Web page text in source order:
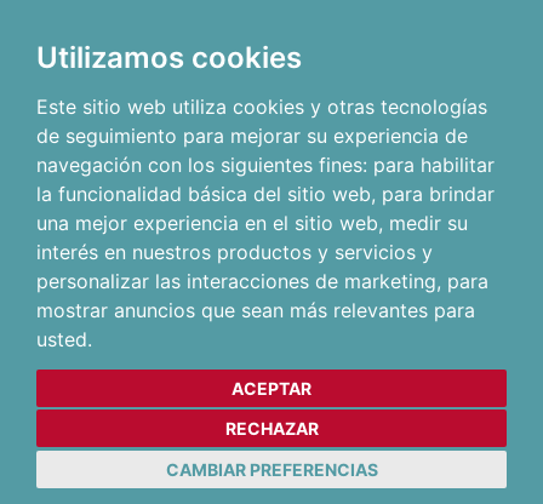
Utilizamos cookies
Este sitio web utiliza cookies y otras tecnologías
de seguimiento para mejorar su experiencia de
navegación con los siguientes fines: para habilitar
la funcionalidad básica del sitio web, para brindar
una mejor experiencia en el sitio web, medir su
interés en nuestros productos y servicios y
personalizar las interacciones de marketing, para
mostrar anuncios que sean más relevantes para
usted.
ACEPTAR
RECHAZAR
CAMBIAR PREFERENCIAS